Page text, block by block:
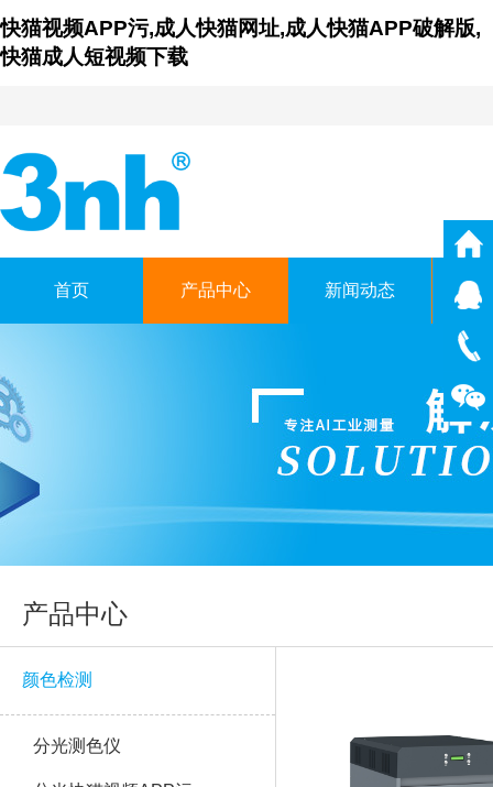
快猫视频APP污,成人快猫网址,成人快猫APP破解版,
快猫成人短视频下载
广东成人快猫网址时科
GUANGDONG THREENH
首页 产品中心 新闻动态
产品中心
颜色检测
分光测色仪